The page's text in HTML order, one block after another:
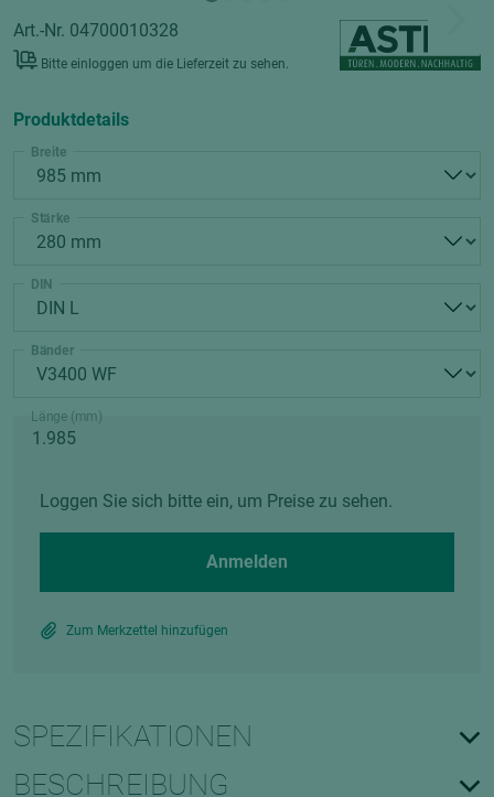
Art.-Nr. 04700010328
Bitte einloggen um die Lieferzeit zu sehen.
Produktdetails
Breite
Stärke
DIN
Bänder
Länge (mm)
Loggen Sie sich bitte ein, um Preise zu sehen.
Anmelden
Zum Merkzettel hinzufügen
SPEZIFIKATIONEN
BESCHREIBUNG